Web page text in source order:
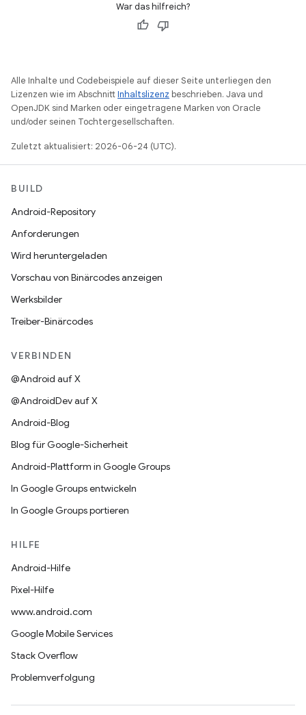
War das hilfreich?
Alle Inhalte und Codebeispiele auf dieser Seite unterliegen den
Lizenzen wie im AbschnittInhaltslizenz beschrieben. Java und
OpenJDK sind Marken oder eingetragene Marken von Oracle
und/oder seinen Tochtergesellschaften.
Zuletzt aktualisiert: 2026-06-24 (UTC).
BUILD
Android-Repository
Anforderungen
Wird heruntergeladen
Vorschau von Binärcodes anzeigen
Werksbilder
Treiber-Binärcodes
VERBINDEN
@Android auf X
@AndroidDev auf X
Android-Blog
Blog für Google-Sicherheit
Android-Plattform in Google Groups
In Google Groups entwickeln
In Google Groups portieren
HILFE
Android-Hilfe
Pixel-Hilfe
www.android.com
Google Mobile Services
Stack Overflow
Problemverfolgung